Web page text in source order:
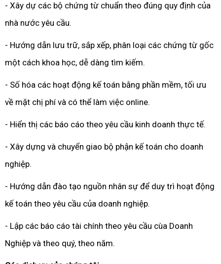
- Xây dự các bộ chứng từ chuẩn theo đúng quy định của
nhà nước yêu cầu.
- Hướng dẫn lưu trữ, sắp xếp, phân loại các chứng từ gốc
một cách khoa học, dễ dàng tìm kiếm.
- Số hóa các hoạt động kế toán bằng phần mềm, tối ưu
về mặt chị phí và có thể làm việc online.
- Hiển thị các báo cáo theo yêu cầu kinh doanh thực tế.
- Xây dựng và chuyển giao bộ phận kế toán cho doanh
nghiệp.
- Hướng dẫn đào tạo nguồn nhân sự để duy trì hoạt động
kế toán theo yêu cầu của doanh nghiệp.
- Lập các báo cáo tài chính theo yêu cầu cùa Doanh
Nghiệp và theo quý, theo năm.